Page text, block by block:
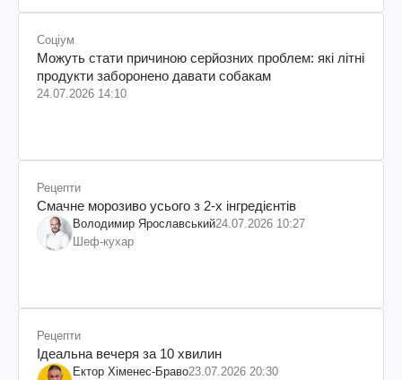
Соціум
Можуть стати причиною серйозних проблем: які літні
продукти заборонено давати собакам
24.07.2026 14:10
Рецепти
Смачне морозиво усього з 2-х інгредієнтів
Володимир Ярославський24.07.2026 10:27
Шеф-кухар
Рецепти
Ідеальна вечеря за 10 хвилин
Ектор Хіменес-Браво23.07.2026 20:30